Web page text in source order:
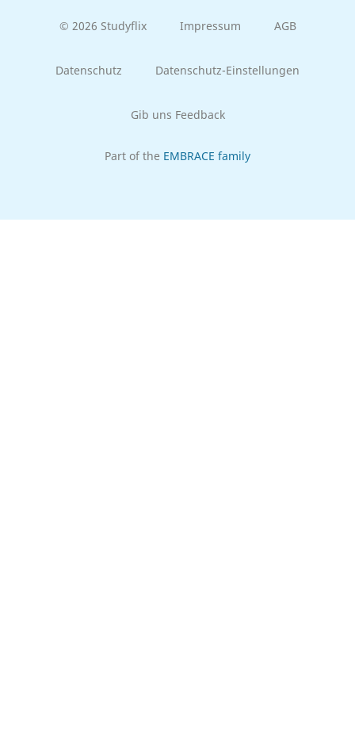
© 2026 Studyflix Impressum AGB
Datenschutz Datenschutz-Einstellungen
Gib uns Feedback
Part of the EMBRACE family